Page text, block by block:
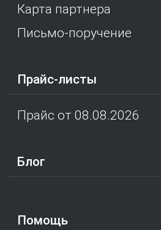
Карта партнера
Письмо-поручение
Прайс-листы
Прайс от 08.08.2026
Блог
Помощь